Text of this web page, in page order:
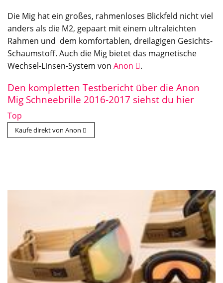
Die Mig hat ein großes, rahmenloses Blickfeld nicht viel
anders als die M2, gepaart mit einem ultraleichten
Rahmen und dem komfortablen, dreilagigen Gesichts-
Schaumstoff. Auch die Mig bietet das magnetische
Wechsel-Linsen-System von Anon .
Den kompletten Testbericht über die Anon
Mig Schneebrille 2016-2017 siehst du hier
Top
Kaufe direkt von Anon